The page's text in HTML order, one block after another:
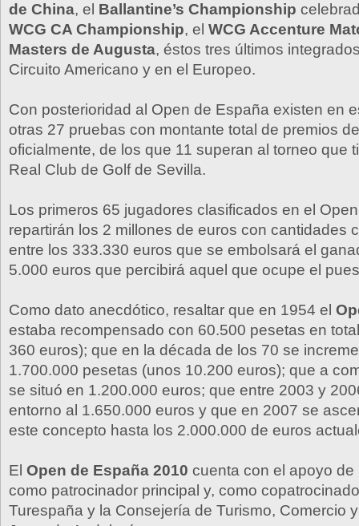
de China, el Ballantine’s Championship
WCG CA Championship, el WCG Accenture
Masters de Augusta, éstos tres últimos
Circuito Americano y en el Europeo.
Con posterioridad al Open de España existen en
otras 27 pruebas con montante total de premios
oficialmente, de los que 11 superan al torneo que
Real Club de Golf de Sevilla.
Los primeros 65 jugadores clasificados en el
repartirán los 2 millones de euros con cantidades
entre los 333.330 euros que se embolsará el
5.000 euros que percibirá aquel que ocupe el
Como dato anecdótico, resaltar que en 1954 el
estaba recompensado con 60.500 pesetas en
360 euros); que en la década de los 70 se
1.700.000 pesetas (unos 10.200 euros); que a
se situó en 1.200.000 euros; que entre 2003 y
entorno al 1.650.000 euros y que en 2007 se
este concepto hasta los 2.000.000 de euros
El Open de España 2010 cuenta con el apoyo
como patrocinador principal y, como
Turespaña y la Consejería de Turismo, Comercio